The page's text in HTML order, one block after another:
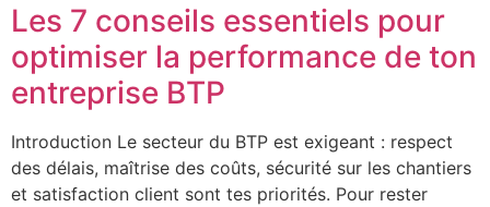
Les 7 conseils essentiels pour
optimiser la performance de ton
entreprise BTP
Introduction Le secteur du BTP est exigeant : respect
des délais, maîtrise des coûts, sécurité sur les chantiers
et satisfaction client sont tes priorités. Pour rester